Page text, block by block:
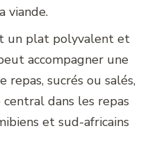
viande.
un plat polyvalent et
accompagner une
repas, sucrés ou salés,
dans les repas
et sud-africains